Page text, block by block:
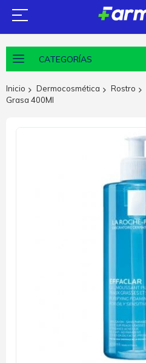
CATEGORÍAS
Inicio Dermocosmética Rostro
Grasa 400Ml